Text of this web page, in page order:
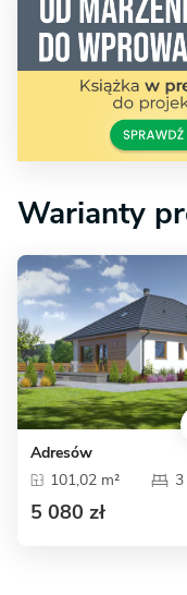
Warianty
Adresów
101,02 m²
3
5 080 zł